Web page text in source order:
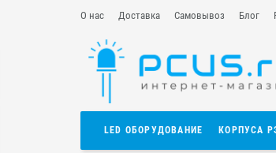
О нас Доставка Самовывоз Блог
LED ОБОРУДОВАНИЕ КОРПУСА